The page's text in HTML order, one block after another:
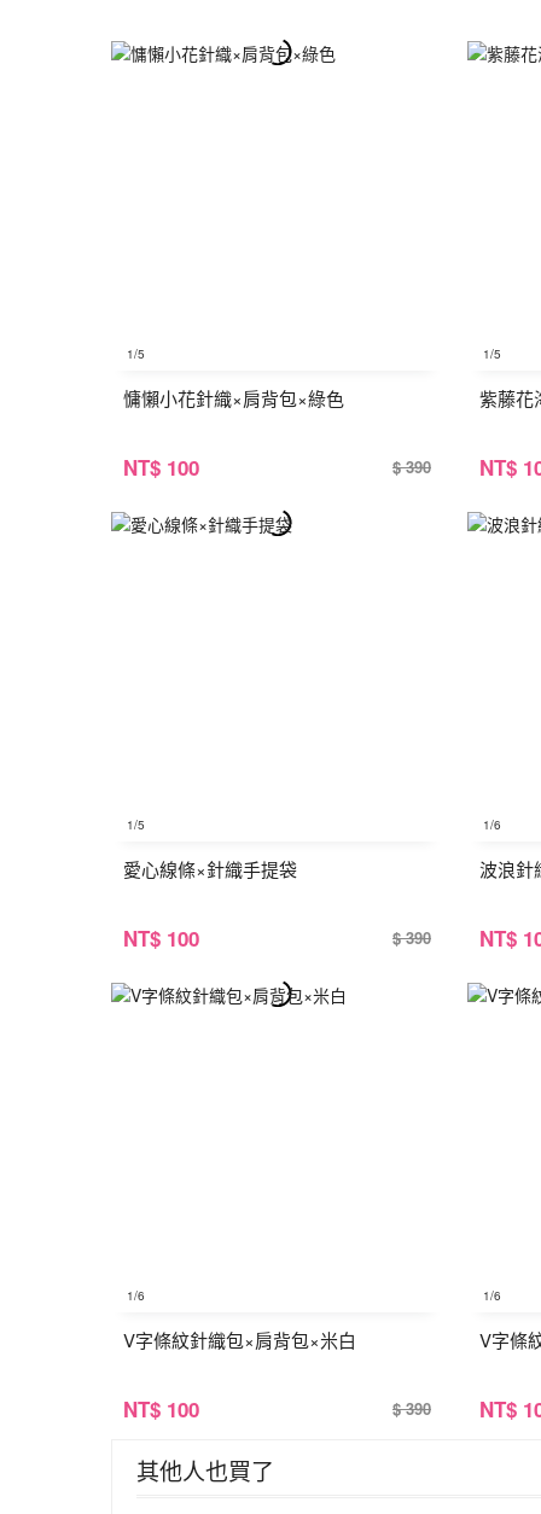
1/5
慵懶小花針織×肩背包×綠色
NT$ 100 $ 390
1/5
紫藤花
NT$
1/5
愛心線條×針織手提袋
NT$ 100 $ 390
1/6
波浪針
NT$
1/6
V字條紋針織包×肩背包×米白
NT$ 100 $ 390
1/6
V字條
NT$
其他人也買了